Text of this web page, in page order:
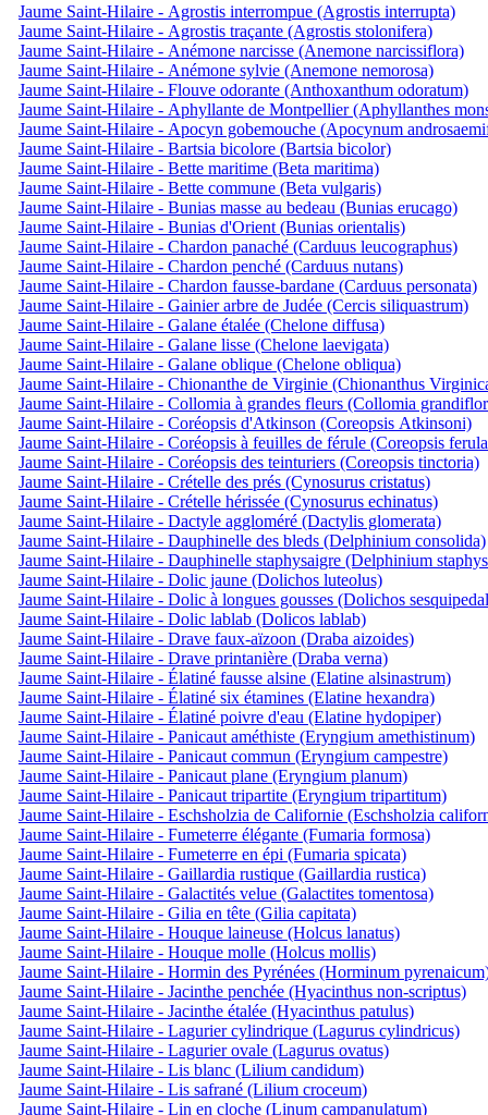
Jaume Saint-Hilaire - Agrostis interrompue (Agrostis interrupta)
Jaume Saint-Hilaire - Agrostis traçante (Agrostis stolonifera)
Jaume Saint-Hilaire - Anémone narcisse (Anemone narcissiflora)
Jaume Saint-Hilaire - Anémone sylvie (Anemone nemorosa)
Jaume Saint-Hilaire - Flouve odorante (Anthoxanthum odoratum)
Jaume Saint-Hilaire - Aphyllante de Montpellier (Aphyllanthes
Jaume Saint-Hilaire - Apocyn gobemouche (Apocynum
Jaume Saint-Hilaire - Bartsia bicolore (Bartsia bicolor)
Jaume Saint-Hilaire - Bette maritime (Beta maritima)
Jaume Saint-Hilaire - Bette commune (Beta vulgaris)
Jaume Saint-Hilaire - Bunias masse au bedeau (Bunias erucago)
Jaume Saint-Hilaire - Bunias d'Orient (Bunias orientalis)
Jaume Saint-Hilaire - Chardon panaché (Carduus leucographus)
Jaume Saint-Hilaire - Chardon penché (Carduus nutans)
Jaume Saint-Hilaire - Chardon fausse-bardane (Carduus personata)
Jaume Saint-Hilaire - Gainier arbre de Judée (Cercis siliquastrum)
Jaume Saint-Hilaire - Galane étalée (Chelone diffusa)
Jaume Saint-Hilaire - Galane lisse (Chelone laevigata)
Jaume Saint-Hilaire - Galane oblique (Chelone obliqua)
Jaume Saint-Hilaire - Chionanthe de Virginie (Chionanthus
Jaume Saint-Hilaire - Collomia à grandes fleurs (Collomia
Jaume Saint-Hilaire - Coréopsis d'Atkinson (Coreopsis Atkinsoni)
Jaume Saint-Hilaire - Coréopsis à feuilles de férule (Coreopsis
Jaume Saint-Hilaire - Coréopsis des teinturiers (Coreopsis tinctoria)
Jaume Saint-Hilaire - Crételle des prés (Cynosurus cristatus)
Jaume Saint-Hilaire - Crételle hérissée (Cynosurus echinatus)
Jaume Saint-Hilaire - Dactyle aggloméré (Dactylis glomerata)
Jaume Saint-Hilaire - Dauphinelle des bleds (Delphinium consolida)
Jaume Saint-Hilaire - Dauphinelle staphysaigre (Delphinium
Jaume Saint-Hilaire - Dolic jaune (Dolichos luteolus)
Jaume Saint-Hilaire - Dolic à longues gousses (Dolichos
Jaume Saint-Hilaire - Dolic lablab (Dolicos lablab)
Jaume Saint-Hilaire - Drave faux-aïzoon (Draba aizoides)
Jaume Saint-Hilaire - Drave printanière (Draba verna)
Jaume Saint-Hilaire - Élatiné fausse alsine (Elatine alsinastrum)
Jaume Saint-Hilaire - Élatiné six étamines (Elatine hexandra)
Jaume Saint-Hilaire - Élatiné poivre d'eau (Elatine hydopiper)
Jaume Saint-Hilaire - Panicaut améthiste (Eryngium amethistinum)
Jaume Saint-Hilaire - Panicaut commun (Eryngium campestre)
Jaume Saint-Hilaire - Panicaut plane (Eryngium planum)
Jaume Saint-Hilaire - Panicaut tripartite (Eryngium tripartitum)
Jaume Saint-Hilaire - Eschsholzia de Californie (Eschsholzia
Jaume Saint-Hilaire - Fumeterre élégante (Fumaria formosa)
Jaume Saint-Hilaire - Fumeterre en épi (Fumaria spicata)
Jaume Saint-Hilaire - Gaillardia rustique (Gaillardia rustica)
Jaume Saint-Hilaire - Galactités velue (Galactites tomentosa)
Jaume Saint-Hilaire - Gilia en tête (Gilia capitata)
Jaume Saint-Hilaire - Houque laineuse (Holcus lanatus)
Jaume Saint-Hilaire - Houque molle (Holcus mollis)
Jaume Saint-Hilaire - Hormin des Pyrénées (Horminum
Jaume Saint-Hilaire - Jacinthe penchée (Hyacinthus non-scriptus)
Jaume Saint-Hilaire - Jacinthe étalée (Hyacinthus patulus)
Jaume Saint-Hilaire - Lagurier cylindrique (Lagurus cylindricus)
Jaume Saint-Hilaire - Lagurier ovale (Lagurus ovatus)
Jaume Saint-Hilaire - Lis blanc (Lilium candidum)
Jaume Saint-Hilaire - Lis safrané (Lilium croceum)
Jaume Saint-Hilaire - Lin en cloche (Linum campanulatum)